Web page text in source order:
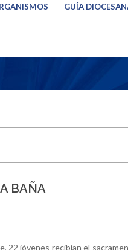
GUÍA
BAÑA
22 jóvenes recibían el